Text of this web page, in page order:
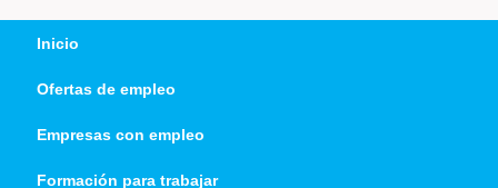
Inicio
Ofertas de empleo
Empresas con empleo
Formación para trabajar